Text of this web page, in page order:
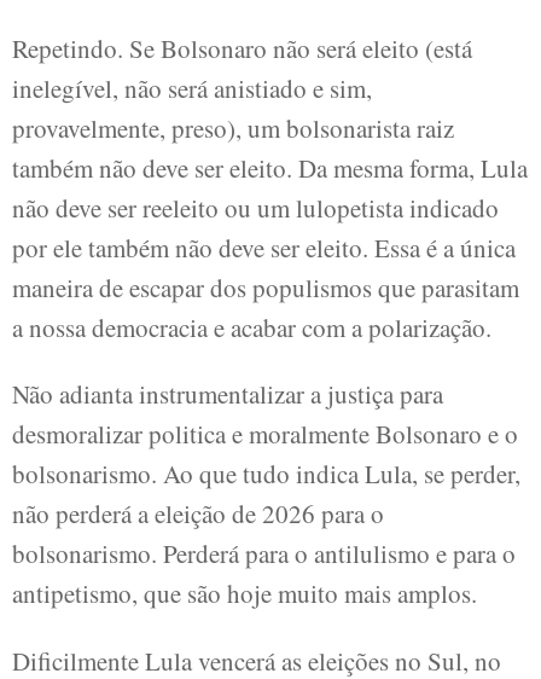
Repetindo. Se Bolsonaro não será eleito (está
inelegível, não será anistiado e sim,
provavelmente, preso), um bolsonarista raiz
também não deve ser eleito. Da mesma forma, Lula
não deve ser reeleito ou um lulopetista indicado
por ele também não deve ser eleito. Essa é a única
maneira de escapar dos populismos que parasitam
a nossa democracia e acabar com a polarização.
Não adianta instrumentalizar a justiça para
desmoralizar politica e moralmente Bolsonaro e o
bolsonarismo. Ao que tudo indica Lula, se perder,
não perderá a eleição de 2026 para o
bolsonarismo. Perderá para o antilulismo e para o
antipetismo, que são hoje muito mais amplos.
Dificilmente Lula vencerá as eleições no Sul, no